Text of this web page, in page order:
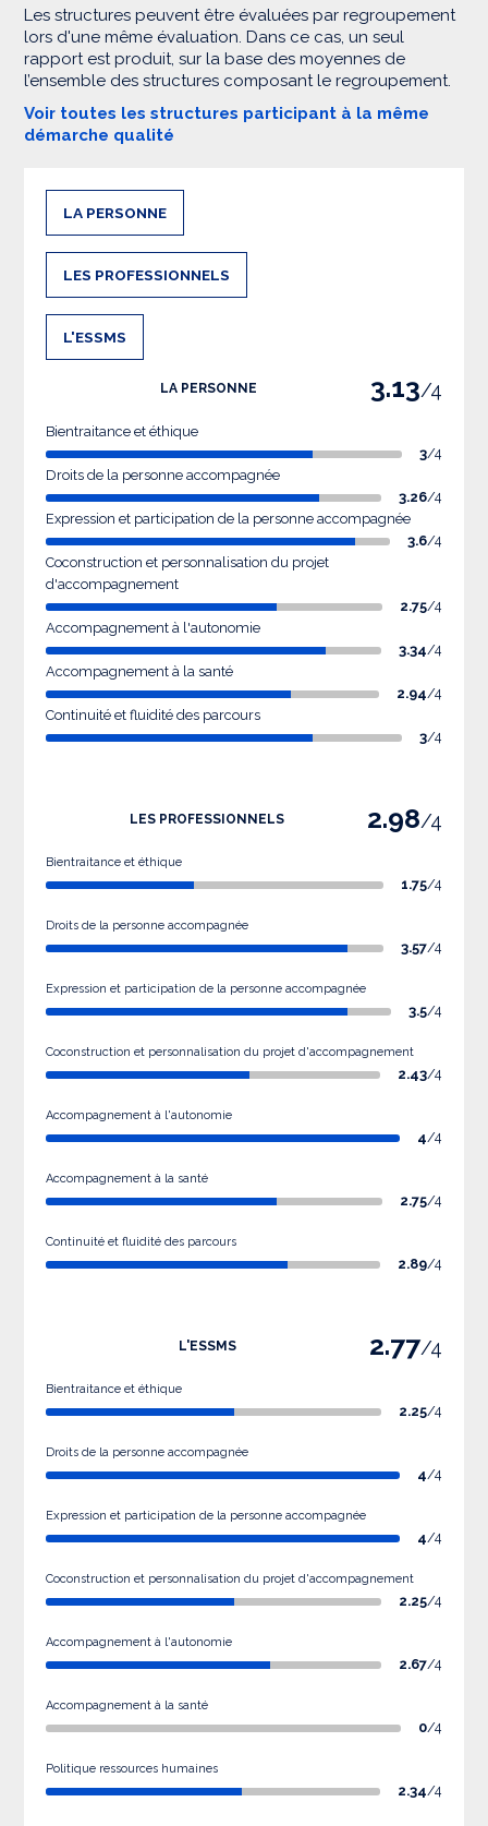
Les structures peuvent être évaluées par regroupement
lors d'une même évaluation. Dans ce cas, un seul
rapport est produit, sur la base des moyennes de
l’ensemble des structures composant le regroupement.
Voir toutes les structures participant à la même
démarche qualité
LA PERSONNE
LES PROFESSIONNELS
L'ESSMS
LA PERSONNE 3.13/4
Bientraitance et éthique
3/4
Droits de la personne accompagnée
3.26/4
Expression et participation de la personne accompagnée
3.6/4
Coconstruction et personnalisation du projet
d'accompagnement
2.75/4
Accompagnement à l'autonomie
3.34/4
Accompagnement à la santé
2.94/4
Continuité et fluidité des parcours
3/4
LES PROFESSIONNELS 2.98/4
Bientraitance et éthique
1.75/4
Droits de la personne accompagnée
3.57/4
Expression et participation de la personne accompagnée
3.5/4
Coconstruction et personnalisation du projet d'accompagnement
2.43/4
Accompagnement à l'autonomie
4/4
Accompagnement à la santé
2.75/4
Continuité et fluidité des parcours
2.89/4
L'ESSMS 2.77/4
Bientraitance et éthique
2.25/4
Droits de la personne accompagnée
4/4
Expression et participation de la personne accompagnée
4/4
Coconstruction et personnalisation du projet d'accompagnement
2.25/4
Accompagnement à l'autonomie
2.67/4
Accompagnement à la santé
0/4
Politique ressources humaines
2.34/4